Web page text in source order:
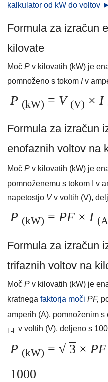
kalkulator od kW do voltov
Formula za izračun
kilovate
Moč P v kilovatih (kW) je
pomnoženo s tokom Iv
P (kW) = V (V) × I
Formula za izračun
enofaznih voltov na
Moč P v kilovatih (kW) je
pomnoženemu s tokom I v
napetostjo Vv voltih (V),
P (kW) = PF × I
Formula za izračun
trifaznih voltov na
Moč P v kilovatih (kW) je
kratnega faktorja moči PF,
amperih (A), pomnoženim
L-L v voltih (V), deljeno s
P (kW) = √ 3 × PF
1000